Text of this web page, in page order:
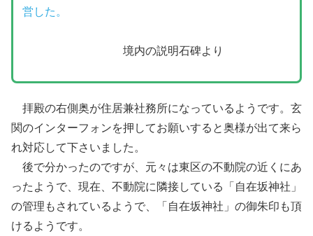
営した。
境内の説明石碑より
拝殿の右側奥が住居兼社務所になっているようです。玄
関のインターフォンを押してお願いすると奥様が出て来ら
れ対応して下さいました。
後で分かったのですが、元々は東区の不動院の近くにあ
ったようで、現在、不動院に隣接している「自在坂神社」
の管理もされているようで、「自在坂神社」の御朱印も頂
けるようです。